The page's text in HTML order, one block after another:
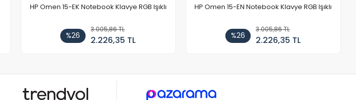
HP Omen 15-EK Notebook Klavye RGB Işıklı
%26
3.005,86 TL
2.226,35 TL
HP Omen 15-EN Notebook Klavye RGB Işıklı
%26
3.005,86 TL
2.226,35 TL